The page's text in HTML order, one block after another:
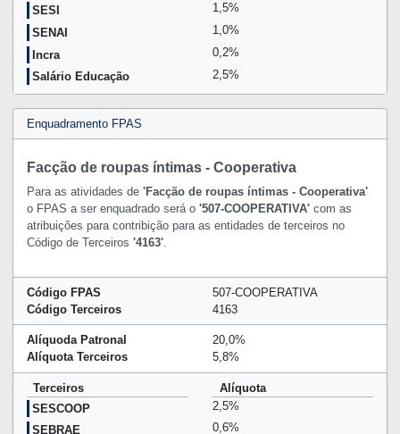
SESI
1,5%
SENAI
1,0%
Incra
0,2%
Salário Educação
2,5%
Enquadramento FPAS
Facção de roupas íntimas - Cooperativa
Para as atividades de 'Facção de roupas íntimas - Cooperativa'
o FPAS a ser enquadrado será o '507-COOPERATIVA'com as
atribuições para contribição para as entidades de terceiros no
Código de Terceiros '4163'.
Código FPAS
507-COOPERATIVA
Código Terceiros
4163
Alíquoda Patronal
20,0%
Alíquota Terceiros
5,8%
Terceiros
Alíquota
SESCOOP
2,5%
SEBRAE
0,6%